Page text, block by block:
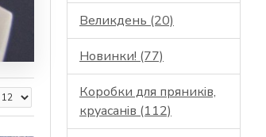
Великдень (20)
Новинки! (77)
Коробки для пряників,
круасанів (112)